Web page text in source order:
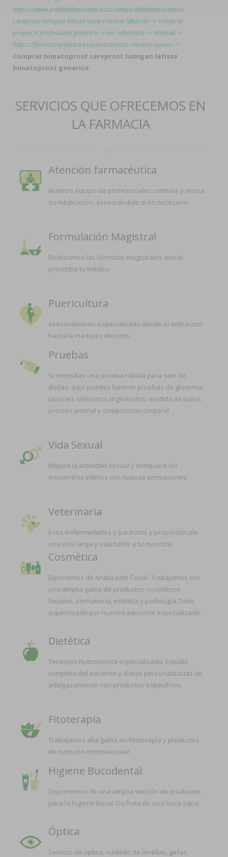
https://www.poliklinikaroudnice.cz/cenik/poliklinikaroudnice-
careprost-lumigan-latisse-cena-v-online-lékárně/-> comprar
propecia profesional generico -> ver referencia -> Manual->
https://farmaciapilarica.es/pilaricameds-robaxin-spain/->
Comprar bimatoprost careprost lumigan latisse
bimatoprost generico
SERVICIOS QUE OFRECEMOS EN
LA FARMACIA
Atención farmacéutica
Nuestro equipo de profesionales controla y revisa
su medicación, asesorándole si es necesario.
Formulación Magistral
Realizamos las fórmulas magistrales que le
prescriba tu médico.
Puericultura
Asesoramiento especializado desde el embarazo
hasta la madurez del niño.
Pruebas
Si necesitas una prueba rápida para salir de
dudas, aquí puedes hacerte pruebas de glucemia
(azúcar), colesterol, triglicéridos, medida de pulso,
presión arterial y composición corporal.
Vida Sexual
Mejora la actividad sexual y enriquece los
encuentros íntimos con nuevas sensaciones.
Veterinaria
Evita enfermedades y parásitos y proporciónale
una vida larga y saludable a tu mascota.
Cosmética
Diponemos de Analizador Facial. Trabajamos con
una amplia gama de productos cosméticos
faciales, perfumería, estética y podología. Todo
supervisado por nuestro personal especializado.
Dietética
Tenemos Nutricionista especializada. Estudio
completo del paciente y dietas personalizadas de
adelgazamiento con productos específicos.
Fitoterapia
Trabajamos alta gama en fitoterapia y productos
de nutrición ortomolecular.
Higiene Bucodental
Disponemos de una amplia sección de productos
para la higiene bucal. Disfruta de una boca sana.
Óptica
Servicio de óptica, cuidado de lentillas, gafas